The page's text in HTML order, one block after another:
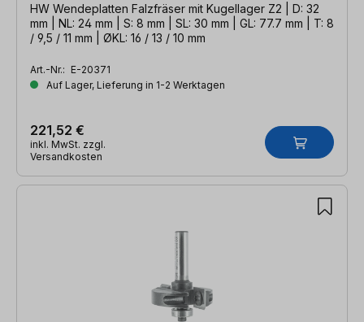
HW Wendeplatten Falzfräser mit Kugellager Z2 | D: 32
mm | NL: 24 mm | S: 8 mm | SL: 30 mm | GL: 77.7 mm | T: 8
/ 9,5 / 11 mm | ØKL: 16 / 13 / 10 mm
Art.-Nr.: E-20371
Auf Lager, Lieferung in 1-2 Werktagen
221,52 €
inkl. MwSt. zzgl.
Versandkosten